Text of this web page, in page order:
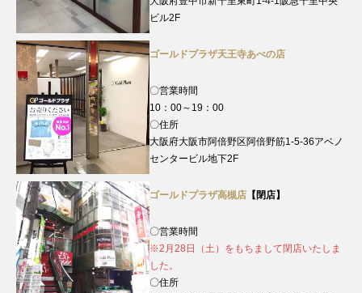
ビル2F
ゴールドプラザ天王寺あべの店
〇営業時間
10：00～19：00
〇住所
大阪府大阪市阿倍野区阿倍野筋1-5-36アベノ
センタービル地下2F
ゴールドプラザ高槻店 【閉店】
〇営業時間
※2月28日（土）をもちまして閉店いたしま
した。
〇住所